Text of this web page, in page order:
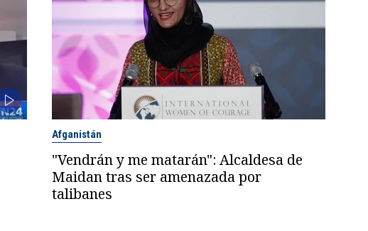
Afganistán
"Vendrán y me matarán": Alcaldesa de
Maidan tras ser amenazada por
talibanes